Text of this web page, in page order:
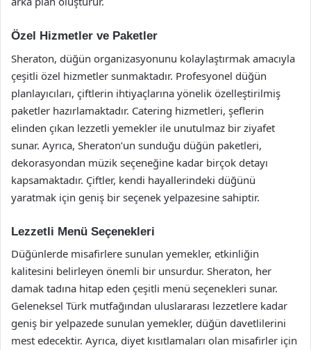
Özel Hizmetler ve Paketler
Sheraton, düğün organizasyonunu kolaylaştırmak amacıyla
çeşitli özel hizmetler sunmaktadır. Profesyonel düğün
planlayıcıları, çiftlerin ihtiyaçlarına yönelik özelleştirilmiş
paketler hazırlamaktadır. Catering hizmetleri, şeflerin
elinden çıkan lezzetli yemekler ile unutulmaz bir ziyafet
sunar. Ayrıca, Sheraton’un sunduğu düğün paketleri,
dekorasyondan müzik seçeneğine kadar birçok detayı
kapsamaktadır. Çiftler, kendi hayallerindeki düğünü
yaratmak için geniş bir seçenek yelpazesine sahiptir.
Lezzetli Menü Seçenekleri
Düğünlerde misafirlere sunulan yemekler, etkinliğin
kalitesini belirleyen önemli bir unsurdur. Sheraton, her
damak tadına hitap eden çeşitli menü seçenekleri sunar.
Geleneksel Türk mutfağından uluslararası lezzetlere kadar
geniş bir yelpazede sunulan yemekler, düğün davetlilerini
mest edecektir. Ayrıca, diyet kısıtlamaları olan misafirler için